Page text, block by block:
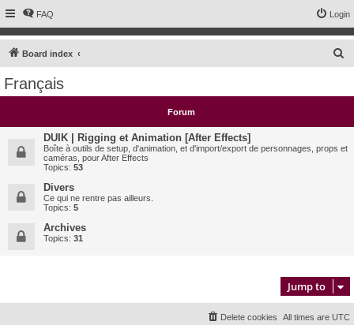
FAQ Login
Board index
c
h
Français
Forum
DUIK | Rigging et Animation [After Effects]
Boîte à outils de setup, d'animation, et d'import/export de personnages, props et
caméras, pour After Effects
Topics: 53
Divers
Ce qui ne rentre pas ailleurs.
Topics: 5
Archives
Topics: 31
Jump to
All times are UTC
Delete cookies